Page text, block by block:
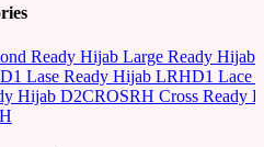
Ready Hijab Large Ready Hijab
Lase Ready Hijab LRHD1 Lace
Hijab D2CROSRH Cross Ready